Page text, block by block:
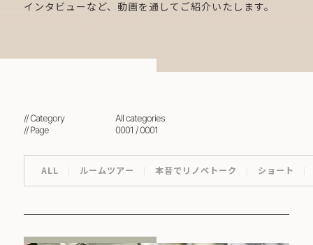
インタビューなど、動画を通してご紹介いたします。
// Category
all categories
// Page
0001 / 0001
ALL ルームツアー 本音でリノベトーク ショート